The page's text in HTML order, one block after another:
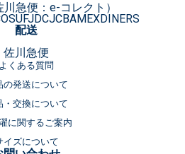
よくある質問
の発送について
・交換について
に関するご案内
イズについて
急便：e-コレクト）
UFJDCJCBAMEXDINERS
配送
佐川急便